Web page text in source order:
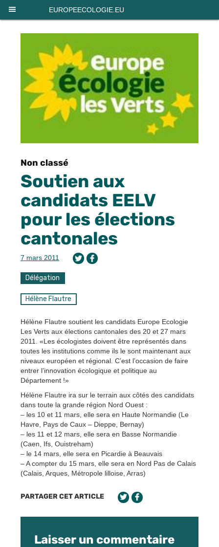
EUROPEECOLOGIE.EU
Non classé
Soutien aux
candidats EELV
pour les élections
cantonales
7 mars 2011
Délégation
Hélène Flautre
Hélène Flautre soutient les candidats Europe Ecologie
Les Verts aux élections cantonales des 20 et 27 mars
2011. «Les écologistes doivent être représentés dans
toutes les institutions comme ils le sont maintenant aux
niveaux européen et régional. C’est l’occasion de faire
entrer l’innovation écologique et politique au
Département !»
Hélène Flautre ira sur le terrain aux côtés des candidats
dans toute la grande région Nord Ouest :
– les 10 et 11 mars, elle sera en Haute Normandie (Le
Havre, Pays de Caux – Dieppe, Bernay)
– les 11 et 12 mars, elle sera en Basse Normandie
(Caen, Ifs, Ouistreham)
– le 14 mars, elle sera en Picardie à Beauvais
– A compter du 15 mars, elle sera en Nord Pas de Calais
(Calais, Arques, Métropole lilloise, Arras)
PARTAGER CET ARTICLE
Laisser un commentaire